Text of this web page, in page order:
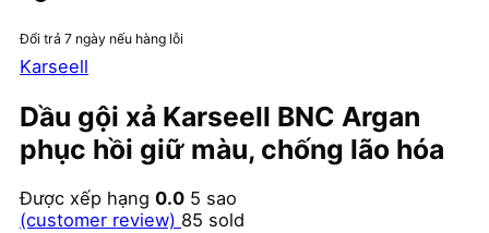
Đổi trả 7 ngày nếu hàng lỗi
Karseell
Dầu gội xả Karseell BNC Argan
phục hồi giữ màu, chống lão hóa
Được xếp hạng 0.0 5 sao
(customer review) 85 sold